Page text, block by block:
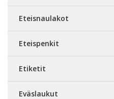
Eteisnaulakot
Eteispenkit
Etiketit
Eväslaukut